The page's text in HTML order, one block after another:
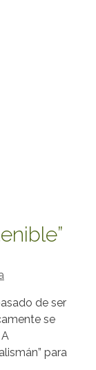
de ser
se
para